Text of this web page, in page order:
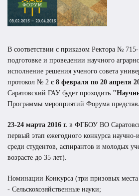
В соответствии с приказом Ректора №
подготовке и проведении научного
исполнение решения ученого совета
протокол № 2 с 8 февраля по 20 апреля
Саратовский ГАУ будет проходить
Программы мероприятий Форума
23-24 марта 2016 г. в ФГБОУ ВО
первый этап ежегодного конкурса
среди студентов, аспирантов и молодых
возрасте до 35 лет).
Номинации Конкурса (три призовых
- Сельскохозяйственные науки;